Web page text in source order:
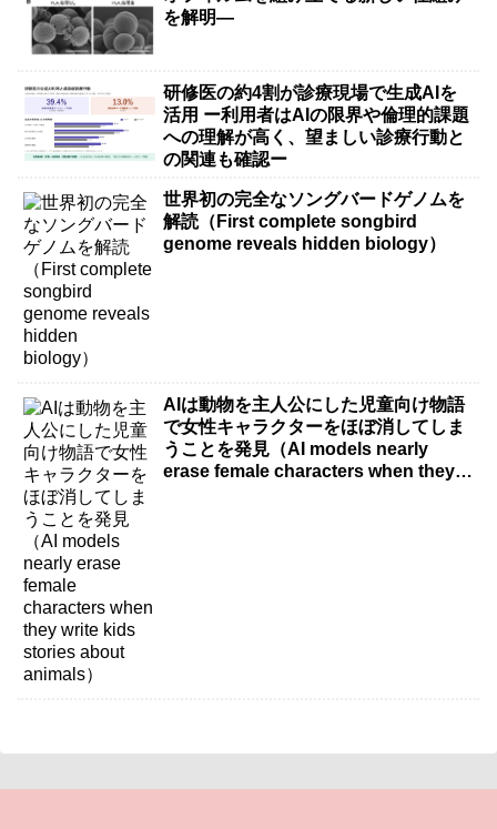
を解明―
研修医の約4割が診療現場で生成AIを
活用 ー利用者はAIの限界や倫理的課題
への理解が高く、望ましい診療行動と
の関連も確認ー
世界初の完全なソングバードゲノムを
解読（First complete songbird
genome reveals hidden biology）
AIは動物を主人公にした児童向け物語
で女性キャラクターをほぼ消してしま
うことを発見（AI models nearly
erase female characters when they